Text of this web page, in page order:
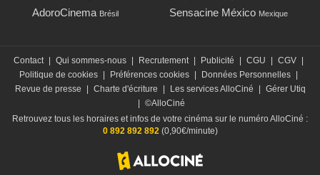
AdoroCinema Brésil Sensacine México Mexique
Contact | Qui sommes-nous | Recrutement | Publicité | CGU | CGV |
Politique de cookies | Préférences cookies | Données Personnelles |
Revue de presse
| Charte d'écriture | Les services AlloCiné | Gérer Utiq
| ©AlloCiné
Retrouvez tous les horaires et infos de votre cinéma sur le numéro AlloCiné :
0 892 892 892 (0,90€/minute)